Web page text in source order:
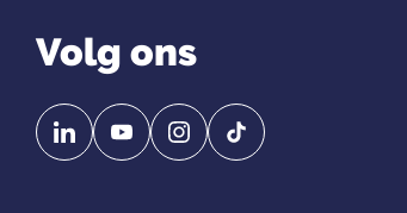
Volg ons
Volg
ons
Volg
ons